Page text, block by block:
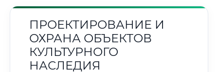
ПРОЕКТИРОВАНИЕ И
ОХРАНА ОБЪЕКТОВ
КУЛЬТУРНОГО
НАСЛЕДИЯ